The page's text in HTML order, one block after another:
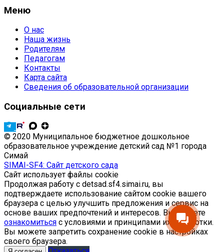
Меню
О нас
Наша жизнь
Родителям
Педагогам
Контакты
Карта сайта
Сведения об образовательной организации
Социальные сети
© 2020 Муниципальное бюджетное дошкольное
образовательное учреждение детский сад №1 города
Симай
SIMAI-SF4: Сайт детского сада
Сайт использует файлы cookie
Продолжая работу с detsad.sf4.simai.ru, вы
подтверждаете использование сайтом cookie вашего
браузера с целью улучшить предложения и сервис на
основе ваших предпочтений и интересов. Вы можете
ознакомиться с условиями и принципами их обработки.
Вы можете запретить сохранение cookie в настройках
своего браузера.